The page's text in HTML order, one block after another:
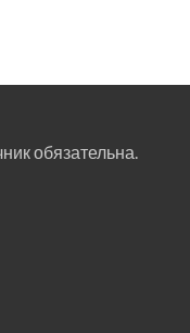
обязательна.